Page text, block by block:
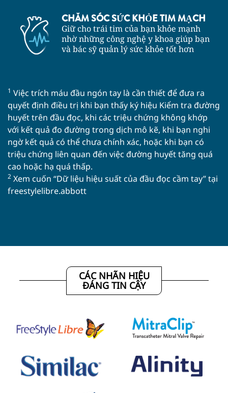
CHĂM SÓC SỨC KHỎE TIM MẠCH
Giữ cho trái tim của bạn khỏe mạnh
nhờ những công nghệ y khoa giúp bạn
và bác sỹ quản lý sức khỏe tốt hơn
1 Việc trích máu đầu ngón tay là cần thiết để đưa ra
quyết định điều trị khi bạn thấy ký hiệu Kiểm tra đường
huyết trên đầu đọc, khi các triệu chứng không khớp
với kết quả đo đường trong dịch mô kẽ, khi bạn nghi
ngờ kết quả có thể chưa chính xác, hoặc khi bạn có
triệu chứng liên quan đến việc đường huyết tăng quá
cao hoặc hạ quá thấp.
2 Xem cuốn “Dữ liệu hiệu suất của đầu đọc cầm tay” tại
freestylelibre.abbott
CÁC NHÃN HIỆU
ĐÁNG TIN CẬY